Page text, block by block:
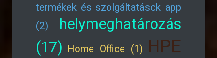
termékek és szolgáltatások app
(2)
helymeghatározás
(17) Home Office (1) HPE